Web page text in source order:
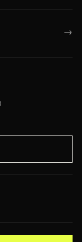
→